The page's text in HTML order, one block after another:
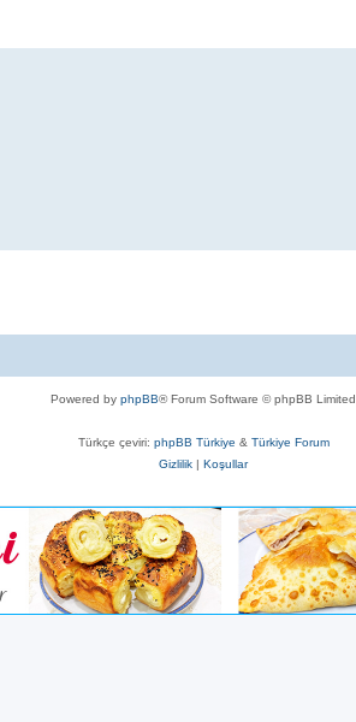
Powered by phpBB® Forum Software © phpBB Limited
Türkçe çeviri: phpBB Türkiye & Türkiye Forum
Gizlilik | Koşullar